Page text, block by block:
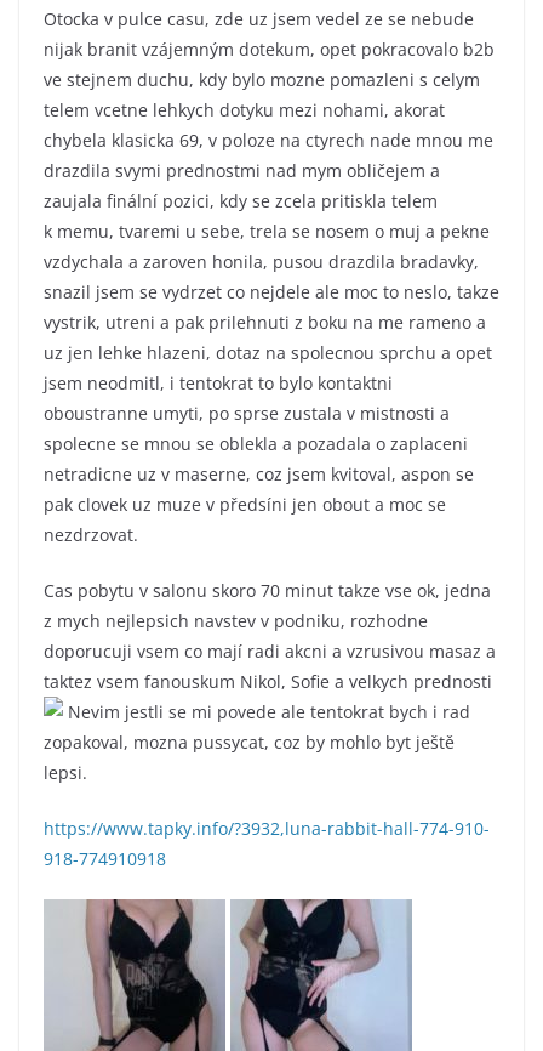
Otocka v pulce casu, zde uz jsem vedel ze se nebude
nijak branit vzájemným dotekum, opet pokracovalo b2b
ve stejnem duchu, kdy bylo mozne pomazleni s celym
telem vcetne lehkych dotyku mezi nohami, akorat
chybela klasicka 69, v poloze na ctyrech nade mnou me
drazdila svymi prednostmi nad mym obličejem a
zaujala finální pozici, kdy se zcela pritiskla telem
k memu, tvaremi u sebe, trela se nosem o muj a pekne
vzdychala a zaroven honila, pusou drazdila bradavky,
snazil jsem se vydrzet co nejdele ale moc to neslo, takze
vystrik, utreni a pak prilehnuti z boku na me rameno a
uz jen lehke hlazeni, dotaz na spolecnou sprchu a opet
jsem neodmitl, i tentokrat to bylo kontaktni
oboustranne umyti, po sprse zustala v mistnosti a
spolecne se mnou se oblekla a pozadala o zaplaceni
netradicne uz v maserne, coz jsem kvitoval, aspon se
pak clovek uz muze v předsíni jen obout a moc se
nezdrzovat.
Cas pobytu v salonu skoro 70 minut takze vse ok, jedna
z mych nejlepsich navstev v podniku, rozhodne
doporucuji vsem co mají radi akcni a vzrusivou masaz a
taktez vsem fanouskum Nikol, Sofie a velkych prednosti
Nevim jestli se mi povede ale tentokrat bych i rad
zopakoval, mozna pussycat, coz by mohlo byt ještě
lepsi.
https://www.tapky.info/?3932,luna-rabbit-hall-774-910-
918-774910918